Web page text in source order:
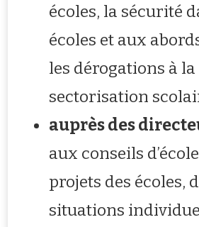
écoles, la sécurité
écoles et aux
les dérogations à la
sectorisation
auprès des
aux conseils
projets des écoles,
situations